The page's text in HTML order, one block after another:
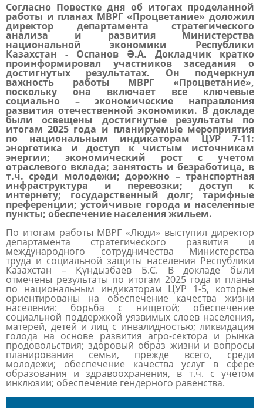
Согласно Повестке дня об итогах проделанной
работы и планах МВРГ «Процветание» доложил
директор департамента стратегического
анализа и развития Министерства
национальной экономики Республики
Казахстан - Оспанов Ә.А. Докладчик кратко
проинформировал участников заседания о
достигнутых результатах. Он подчеркнул
важность работы МВРГ «Процветание»,
поскольку она включает все ключевые
социально – экономические направления
развития отечественной экономики. В докладе
были освещены достигнутые результаты по
итогам 2025 года и планируемые мероприятия
по национальным индикаторам ЦУР 7-11:
энергетика и доступ к чистым источникам
энергии; экономический рост с учетом
отраслевого вклада; занятость и безработица, в
т.ч. среди молодежи; дорожно – транспортная
инфраструктура и перевозки; доступ к
интернету; государственный долг; тарифные
преференции; устойчивые города и населенные
пункты; обеспечение населения жильем.
По итогам работы МВРГ «Люди» выступил директор
департамента стратегического развития и
международного сотрудничества Министерства
труда и социальной защиты населения Республики
Казахстан – Құндызбаев Б.С. В докладе были
отмечены результаты по итогам 2025 года и планы
по национальным индикаторам ЦУР 1-5, которые
ориентированы на обеспечение качества жизни
населения: борьба с нищетой; обеспечение
социальной поддержкой уязвимых слоев населения,
матерей, детей и лиц с инвалидностью; ликвидация
голода на основе развития агро-сектора и рынка
продовольствия; здоровый образ жизни и вопросы
планирования семьи, прежде всего, среди
молодежи; обеспечение качества услуг в сфере
образования и здравоохранения, в т.ч. с учетом
инклюзии; обеспечение гендерного равенства.